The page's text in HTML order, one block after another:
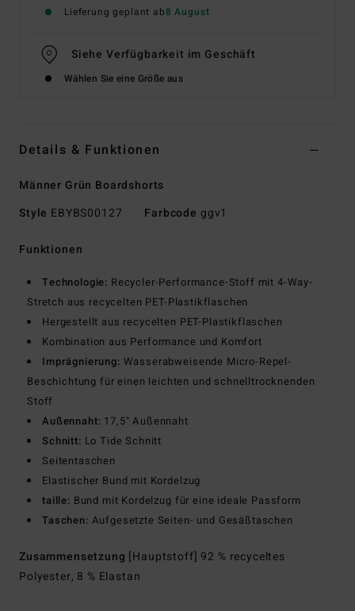
Lieferung geplant ab8 August
Siehe Verfügbarkeit im Geschäft
Wählen Sie eine Größe aus
Details & Funktionen
Männer Grün Boardshorts
Style EBYBS00127 Farbcode ggv1
Funktionen
Technologie: Recycler-Performance-Stoff mit 4-Way-
Stretch aus recycelten PET-Plastikflaschen
Hergestellt aus recycelten PET-Plastikflaschen
Kombination aus Performance und Komfort
Imprägnierung: Wasserabweisende Micro-Repel-
Beschichtung für einen leichten und schnelltrocknenden
Stoff
Außennaht: 17,5" Außennaht
Schnitt: Lo Tide Schnitt
Seitentaschen
Elastischer Bund mit Kordelzug
taille: Bund mit Kordelzug für eine ideale Passform
Taschen: Aufgesetzte Seiten- und Gesäßtaschen
Zusammensetzung [Hauptstoff] 92 % recyceltes
Polyester, 8 % Elastan